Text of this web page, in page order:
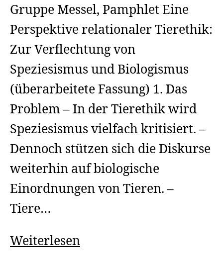
Gruppe Messel, Pamphlet Eine
Perspektive relationaler Tierethik:
Zur Verflechtung von
Speziesismus und Biologismus
(überarbeitete Fassung) 1. Das
Problem – In der Tierethik wird
Speziesismus vielfach kritisiert. –
Dennoch stützen sich die Diskurse
weiterhin auf biologische
Einordnungen von Tieren. –
Tiere…
WeiterlesenZur